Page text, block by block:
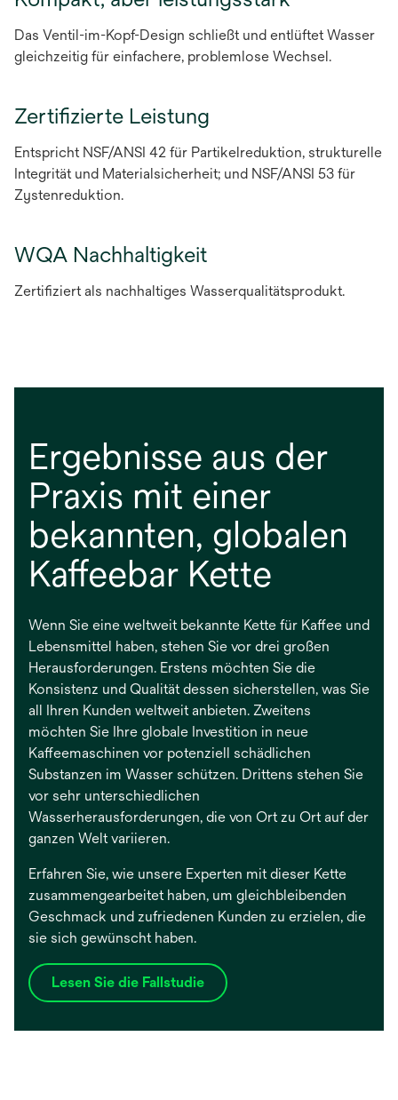
Das Ventil-im-Kopf-Design schließt und entlüftet Wasser
gleichzeitig für einfachere, problemlose Wechsel.
Zertifizierte Leistung
Entspricht NSF/ANSI 42 für Partikelreduktion, strukturelle
Integrität und Materialsicherheit; und NSF/ANSI 53 für
Zystenreduktion.
WQA Nachhaltigkeit
Zertifiziert als nachhaltiges Wasserqualitätsprodukt.
Ergebnisse aus der
Praxis mit einer
bekannten, globalen
Kaffeebar Kette
Wenn Sie eine weltweit bekannte Kette für Kaffee und
Lebensmittel haben, stehen Sie vor drei großen
Herausforderungen. Erstens möchten Sie die
Konsistenz und Qualität dessen sicherstellen, was Sie
all Ihren Kunden weltweit anbieten. Zweitens
möchten Sie Ihre globale Investition in neue
Kaffeemaschinen vor potenziell schädlichen
Substanzen im Wasser schützen. Drittens stehen Sie
vor sehr unterschiedlichen
Wasserherausforderungen, die von Ort zu Ort auf der
ganzen Welt variieren.
Erfahren Sie, wie unsere Experten mit dieser Kette
zusammengearbeitet haben, um gleichbleibenden
Geschmack und zufriedenen Kunden zu erzielen, die
sie sich gewünscht haben.
Lesen Sie die Fallstudie
w
r